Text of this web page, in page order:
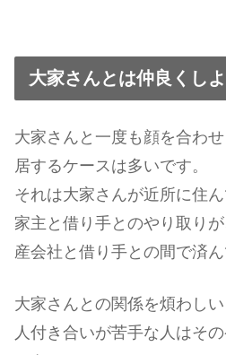
大家さんとは仲良くし
大家さんと一度も顔を合わ
居するケースは多いです。
それは大家さんが近所に住
家主と借り手とのやり取り
産会社と借り手との間で済ん
大家さんとの関係を煩わし
人付き合いが苦手な人はそ